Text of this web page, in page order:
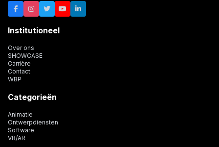
Institutioneel
Over ons
SHOWCASE
Carrière
Contact
WBP
Categorieën
Animatie
Ontwerpdiensten
Software
VR/AR